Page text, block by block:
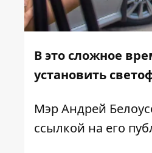
В это сложное
установить
Мэр Андрей
ссылкой на его